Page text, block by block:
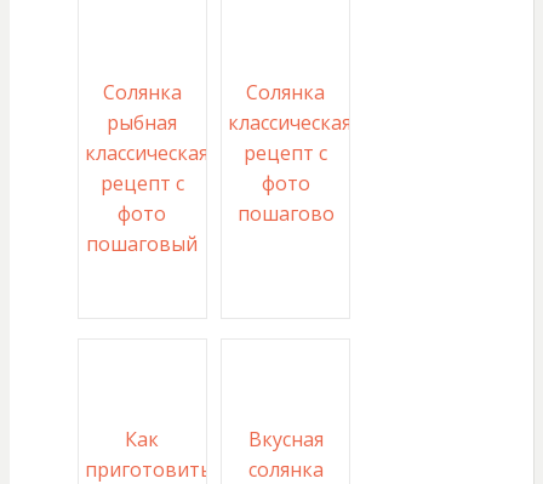
Солянка
рыбная
классическая
рецепт с
фото
пошаговый
Солянка
классическая
рецепт с
фото
пошагово
Как
приготовить
Вкусная
солянка